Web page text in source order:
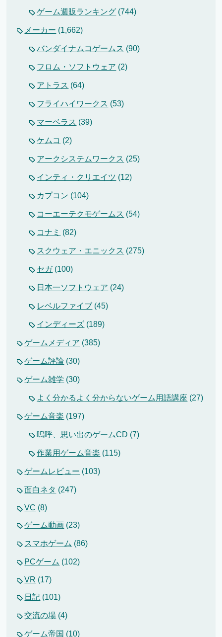
ゲーム週販ランキング (744)
メーカー (1,662)
バンダイナムコゲームス (90)
フロム・ソフトウェア (2)
アトラス (64)
フライハイワークス (53)
マーベラス (39)
ケムコ (2)
アークシステムワークス (25)
インティ・クリエイツ (12)
カプコン (104)
コーエーテクモゲームス (54)
コナミ (82)
スクウェア・エニックス (275)
セガ(100)
日本一ソフトウェア (24)
レベルファイブ (45)
インディーズ (189)
ゲームメディア (385)
ゲーム評論 (30)
ゲーム雑学 (30)
よく分かるよく分からないゲーム用語講座 (27)
ゲーム音楽 (197)
嗚呼、思い出のゲームCD (7)
作業用ゲーム音楽 (115)
ゲームレビュー (103)
面白ネタ (247)
VC (8)
ゲーム動画 (23)
スマホゲーム (86)
PCゲーム (102)
VR (17)
日記 (101)
交流の場 (4)
ゲーム帝国 (10)